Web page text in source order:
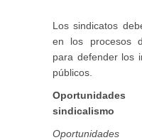
Los sindicatos
en los procesos
para defender los
públicos.
sindicalismo
Oportunidades